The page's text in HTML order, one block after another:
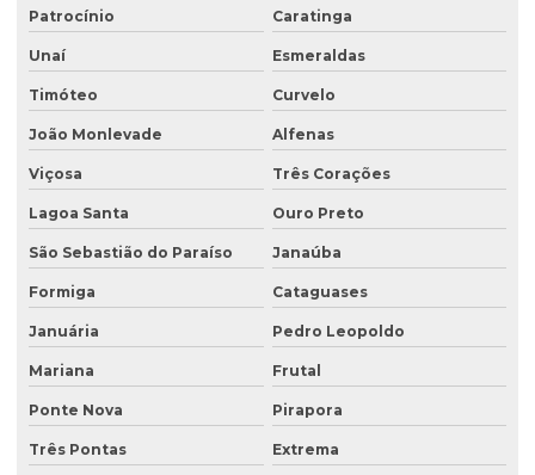
Empresa de sondagem ambiental
Empresa sondagem de solo
Empresas de consultoria ambiental
Empresas de consultoria meio ambiente
Empresas que fazem análise de água
Ensaio percolação do solo
Ensaio triaxial de solos
Escritório de consultoria ambiental
Estudo hidrogeológico
Estudo hidrológico
Patrocínio Caratinga
Unaí Esmeraldas
Timóteo Curvelo
João Monlevade Alfenas
Viçosa Três Corações
Lagoa Santa Ouro Preto
São Sebastião do Paraíso Janaúba
Formiga Cataguases
Januária Pedro Leopoldo
Mariana Frutal
Ponte Nova Pirapora
Três Pontas Extrema